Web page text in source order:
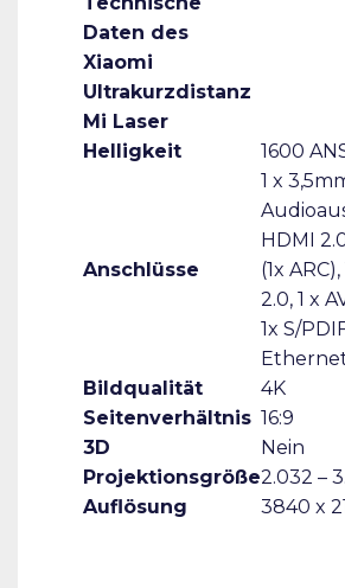
Daten des
Xiaomi
Ultrakurzdistanz
Mi Laser
Helligkeit
1600
Anschlüsse
1 x
HDMI
(1x
2.0, 1 x
1x S/
Bildqualität
4K
Seitenverhältnis 16:9
3D
Nein
Projektionsgröße2.032 –
Auflösung
3840 x